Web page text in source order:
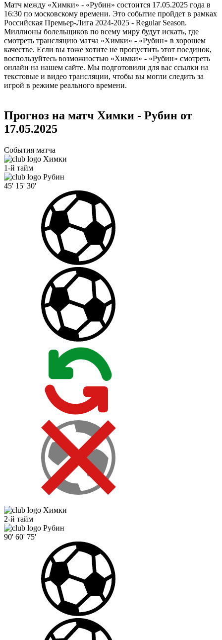
Матч между «Химки» - «Рубин» состоится 17.05.2025 года в
16:30 по московскому времени. Это событие пройдет в рамках
Российская Премьер-Лига 2024-2025 - Regular Season.
Миллионы болельщиков по всему миру будут искать, где
смотреть трансляцию матча «Химки» - «Рубин» в хорошем
качестве. Если вы тоже хотите не пропустить этот поединок,
воспользуйтесь возможностью «Химки» - «Рубин» смотреть
онлайн на нашем сайте. Мы подготовили для вас ссылки на
текстовые и видео трансляции, чтобы вы могли следить за
игрой в режиме реального времени.
Прогноз на матч Химки - Рубин от
17.05.2025
События матча
Химки
1-й тайм
Рубин
45' 15' 30'
Химки
2-й тайм
Рубин
90' 60' 75'